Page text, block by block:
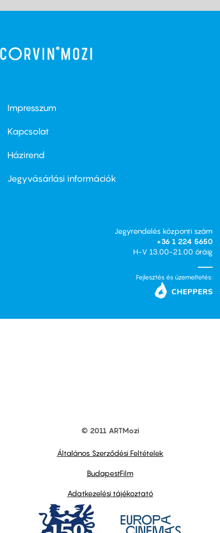
Footer
first
Impresszum
Kapcsolat
Footer
second
Házirend
Jegyvásárlási információk
Jegyrendelés központi szám
+36 1 224 5650
H-V 13.00-21.00 óráig
Fejlesztés és üzemeltetés:
© 2011 ARTMozi
Általános Szerződési Feltételek
BudapestFilm
Adatkezelési tájékoztató